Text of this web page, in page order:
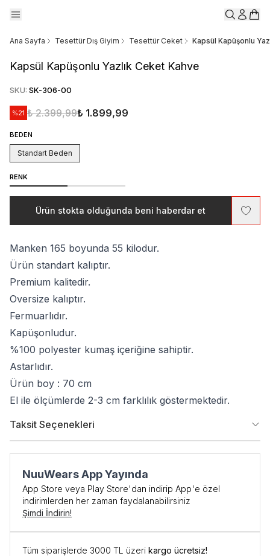
Ana Sayfa Tesettür Dış Giyim Tesettür Ceket Kapsül Kapüşonlu
Kapsül Kapüşonlu Yazlık Ceket Kahve
SKU: SK-306-00
%21 ₺ 2.399,99₺ 1.899,99
BEDEN
Standart Beden
RENK
Ürün stokta olduğunda beni haberdar et
Manken 165 boyunda 55 kilodur.
Ürün standart kalıptır.
Premium kalitedir.
Oversize kalıptır.
Fermuarlıdır.
Kapüşonludur.
%100 polyester kumaş içeriğine sahiptir.
Astarlıdır.
Ürün boy : 70 cm
El ile ölçümlerde 2-3 cm farklılık göstermektedir.
Taksit Seçenekleri
NuuWears App Yayında
App Store veya Play Store'dan indirip App'e özel
indirimlerden her zaman faydalanabilirsiniz
Şimdi İndirin!
Tüm siparişlerde 3000 TL üzeri kargo ücretsiz!